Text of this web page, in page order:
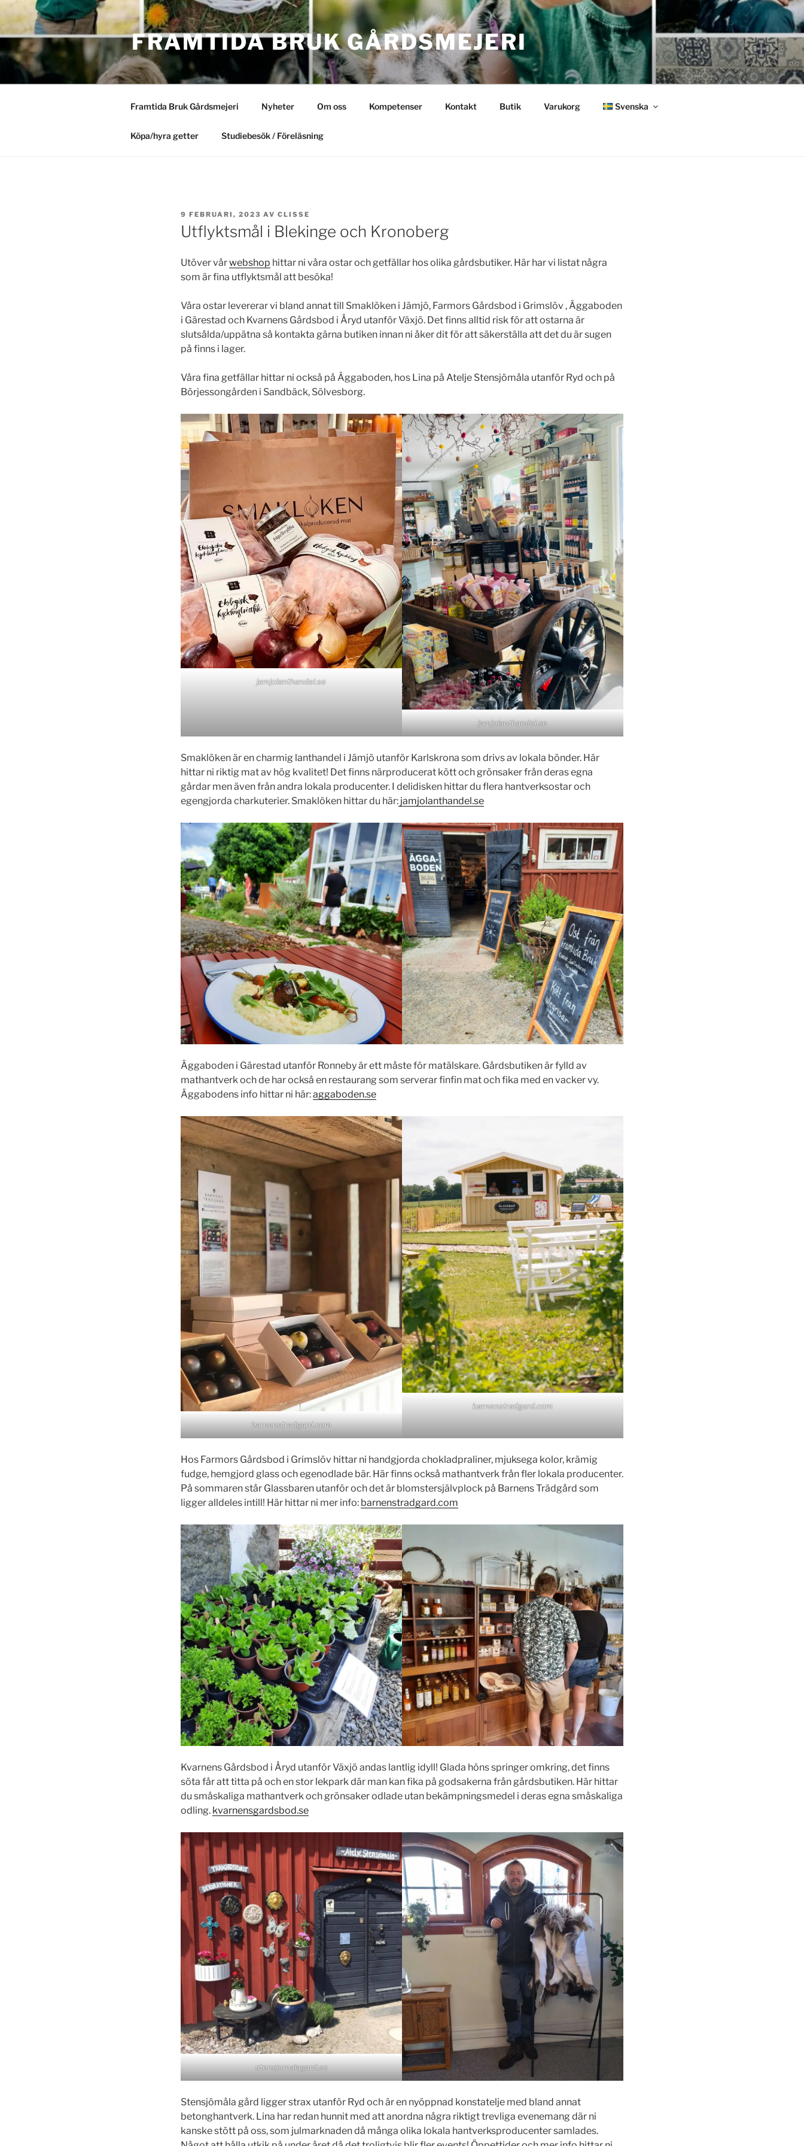
Hoppa
till
innehåll
FRAMTIDA BRUK GÅRDSMEJERI
Framtida Bruk Gårdsmejeri Nyheter Om oss Kompetenser Kontakt Butik Varukorg Svenska
Köpa/hyra getter Studiebesök / Föreläsning
PUBLICERAT
9 FEBRUARI, 2023 AV CLISSE
Utflyktsmål i Blekinge och Kronoberg
Utöver vårwebshop hittar ni våra ostar och getfällar hos olika gårdsbutiker. Här har vi listat några
som är fina utflyktsmål att besöka!
Våra ostar levererar vi bland annat till Smaklöken i Jämjö, Farmors Gårdsbod i Grimslöv , Äggaboden
i Gärestad och Kvarnens Gårdsbod i Åryd utanför Växjö. Det finns alltid risk för att ostarna är
slutsålda/uppätna så kontakta gärna butiken innan ni åker dit för att säkerställa att det du är sugen
på finns i lager.
Våra fina getfällar hittar ni också på Äggaboden, hos Lina på Atelje Stensjömåla utanför Ryd och på
Börjessongården i Sandbäck, Sölvesborg.
jamjolanthandel.se
jamjolanthandel.se
Smaklöken är en charmig lanthandel i Jämjö utanför Karlskrona som drivs av lokala bönder. Här
hittar ni riktig mat av hög kvalitet! Det finns närproducerat kött och grönsaker från deras egna
gårdar men även från andra lokala producenter. I delidisken hittar du flera hantverksostar och
egengjorda charkuterier. Smaklöken hittar du här: jamjolanthandel.se
Äggaboden i Gärestad utanför Ronneby är ett måste för matälskare. Gårdsbutiken är fylld av
mathantverk och de har också en restaurang som serverar finfin mat och fika med en vacker vy.
Äggabodens info hittar ni här:aggaboden.se
barnenstradgard.com
barnenstradgard.com
Hos Farmors Gårdsbod i Grimslöv hittar ni handgjorda chokladpraliner, mjuksega kolor, krämig
fudge, hemgjord glass och egenodlade bär. Här finns också mathantverk från fler lokala producenter.
På sommaren står Glassbaren utanför och det är blomstersjälvplock på Barnens Trädgård som
ligger alldeles intill! Här hittar ni mer info: barnenstradgard.com
Kvarnens Gårdsbod i Åryd utanför Växjö andas lantlig idyll! Glada höns springer omkring, det finns
söta får att titta på och en stor lekpark där man kan fika på godsakerna från gårdsbutiken. Här hittar
du småskaliga mathantverk och grönsaker odlade utan bekämpningsmedel i deras egna småskaliga
odling. kvarnensgardsbod.se
stensjomalagard.se
Stensjömåla gård ligger strax utanför Ryd och är en nyöppnad konstatelje med bland annat
betonghantverk. Lina har redan hunnit med att anordna några riktigt trevliga evenemang där ni
kanske stött på oss, som julmarknaden då många olika lokala hantverksproducenter samlades.